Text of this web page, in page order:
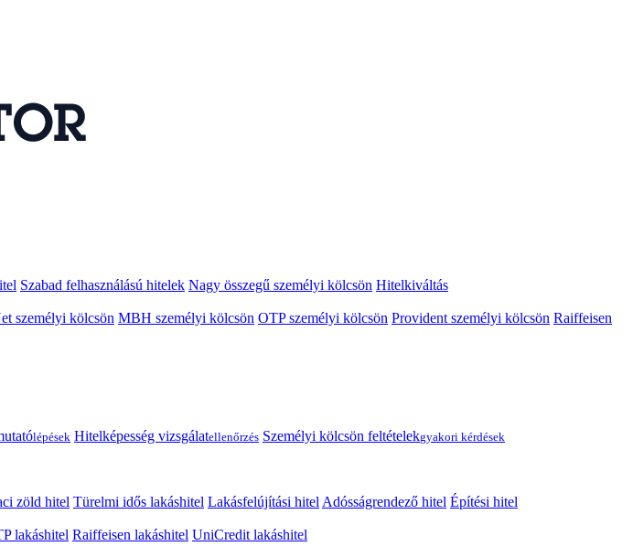
Szabad felhasználású hitelek Nagy összegű személyi kölcsön Hitelkiváltás
személyi kölcsön MBH személyi kölcsön OTP személyi kölcsön Provident személyi kölcsön Raiffeisen
lépések Hitelképesség vizsgálatellenőrzés Személyi kölcsön feltételekgyakori kérdések
zöld hitel Türelmi idős lakáshitel Lakásfelújítási hitelAdósságrendező hitel Építési hitel
lakáshitel Raiffeisen lakáshitel UniCredit lakáshitel